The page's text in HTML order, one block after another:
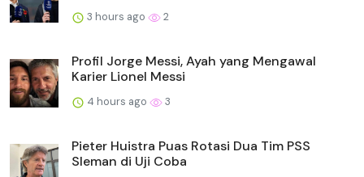
3 hours ago 2
Profil Jorge Messi, Ayah yang Mengawal
Karier Lionel Messi
4 hours ago 3
Pieter Huistra Puas Rotasi Dua Tim PSS
Sleman di Uji Coba